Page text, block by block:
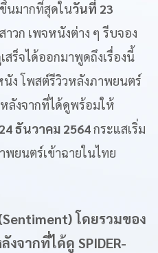
นมากที่สุดในวันที่ 23
าวก เพจหนังต่าง ๆ รีบจอง
สร็จได้ออกมาพูดถึงเรื่องนี้
นัง โพสต์รีวิวหลังภาพยนตร์
ลังจากที่ได้ดูพร้อมให้
ธันวาคม 2564กระแสเริ่ม
พยนตร์เข้าฉายในไทย
โดยรวมของ
จากที่ได้ดู SPIDER-